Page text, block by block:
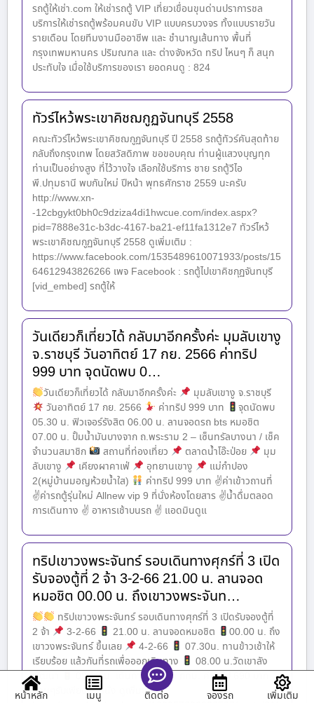
รถตู้ให้เช่า.com ให้เช่ารถตู้ VIP เที่ยวเขื่อนขุนด่านปราการชล
บริการให้เช่ารถตู้พร้อมคนขับ VIP แบบครบวงจร ทั้งแบบรายวัน
รายเดือน โดยทีมงานมืออาชีพ และ ชำนาญเส้นทาง พื้นที่
กรุงเทพมหานคร ปริมณฑล และ ต่างจังหวัด ทริป ไหนๆ ก็ สนุก
ประทับใจ เมื่อใช้บริการของเรา ยอดคนดู : 824
ทัวร์ไหว้พระเขาคิชฌกูฏจันทบุรี 2558
คณะทัวร์ไหว้พระเขาคิชฌกูฏจันทบุรี ปี 2558 รถตู้ทัวร์คันสุดท้าย
กลับถึงกรุงเทพ โดยสวัสดิภาพ ขอขอบคุณ ท่านผู้แสวงบุญทุก
ท่านเป็นอย่างสูง ที่ไว้วางใจ เลือกใช้บริการ ชาย รถตู้วีไอ
พี.ปทุมธานี พบกันใหม่ ปีหน้า พุทธศักราช 2559 นะครับ
http://www.xn-
-12cbgykt0bh0c9dziza4di1hwcue.com/index.aspx?
pid=7888e31c-b3dc-4167-ba21-ef11fa1312e7 ทัวร์ไหว้
พระเขาคิชฌกูฏจันทบุรี 2558 ดูเพิ่มเติม :
https://www.facebook.com/1535489610071933/posts/15
64612943826266 เพจ Facebook : รถตู้ไปเขาคิชกุฏจันทบุรี
[vid_embed] รถตู้ให้
วันเดียวก็เที่ยวได้ กลับมาอีกครั้งค่ะ มุมลับเขางู
จ.ราชบุรี วันอาทิตย์ 17 กย. 2566 ค่าทริป
999 บาท จุดนัดพบ 0…
วันเดียวก็เที่ยวได้ กลับมาอีกครั้งค่ะ
มุมลับเขางู จ.ราชบุรี
วันอาทิตย์ 17 กย. 2566
ค่าทริป 999 บาท
จุดนัดพบ
05.30 น. ฟิวเจอร์รังสิต 06.00 น. ลานจอดรถ bts หมอชิต
07.00 น. ปั้มน้ำมันบางจาก ถ.พระราม 2 – เซ็นทรัลบางนา / เช็ค
จำนวนสมาชิก
สถานที่ท่องเที่ยว ตลาดน้ำโอ๊ะป่อย
มุม
ลับเขางู
เคียงผาคาเฟ่ อุทยานเขางู
แม่กำปอง
2(หมู่บ้านมอญห้วยน้ำใส)
ค่าทริป 999 บาท ✌ค่าเข้าวถานที่
✌ค่ารถตู้รุ่นใหม่ Allnew vip 9 ที่นั่งห้องโดยสาร ✌น้ำดื่มตลอด
การเดินทาง ✌ อาหารเช้าบนรถ ✌ แอดมินดูแ
ทริปเขาวงพระจันทร์ รอบเดินทางศุกร์ที่ 3 เปิด
รับจองตู้ที่ 2 จ้า 3-2-66 21.00 น. ลานจอด
หมอชิต 00.00 น. ถึงเขาวงพระจันท…
ทริปเขาวงพระจันทร์ รอบเดินทางศุกร์ที่ 3 เปิดรับจองตู้ที่
2 จ้า
3-2-66 21.00 น. ลานจอดหมอชิต
00.00 น. ถึง
เขาวงพระจันทร์ ขึ้นเลย
4-2-66
07.30น. ทานข้าวเช้าให้
เรียบร้อย แล้วกันที่รถเพื่อออกเดินทาง
08.00 น.วัดเขาลัง
พัฒนา
09.00 น. เดินทางกลับเข้า กทม. ค่าทริป 690 บาท
ด่วนๆรับเพียง 6 ที่นั่ง ดูเพิ่มเติม :
หน้าหลัก เมนู ติดต่อ จองรถ เพิ่มเติม